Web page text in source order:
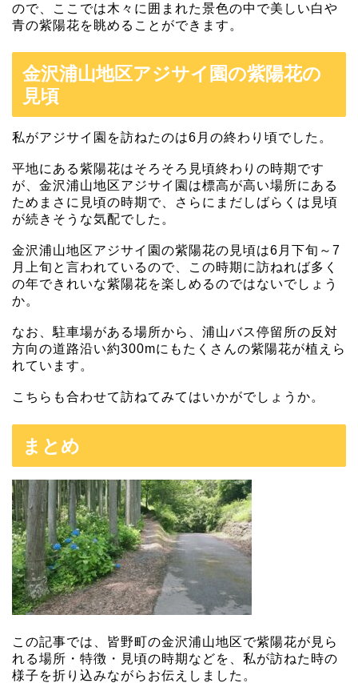
ので、ここでは木々に囲まれた景色の中で美しい白や
青の紫陽花を眺めることができます。
金沢浦山地区アジサイ園の紫陽花の
見頃
私がアジサイ園を訪ねたのは6月の終わり頃でした。
平地にある紫陽花はそろそろ見頃終わりの時期です
が、金沢浦山地区アジサイ園は標高が高い場所にある
ためまさに見頃の時期で、さらにまだしばらくは見頃
が続きそうな気配でした。
金沢浦山地区アジサイ園の紫陽花の見頃は6月下旬～7
月上旬と言われているので、この時期に訪ねれば多く
の年できれいな紫陽花を楽しめるのではないでしょう
か。
なお、駐車場がある場所から、浦山バス停留所の反対
方向の道路沿い約300mにもたくさんの紫陽花が植えら
れています。
こちらも合わせて訪ねてみてはいかがでしょうか。
まとめ
この記事では、皆野町の金沢浦山地区で紫陽花が見ら
れる場所・特徴・見頃の時期などを、私が訪ねた時の
様子を折り込みながらお伝えしました。